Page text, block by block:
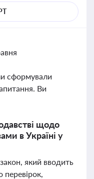
сформували
Ви
щодо
в Україні у
який вводить
перевірок,